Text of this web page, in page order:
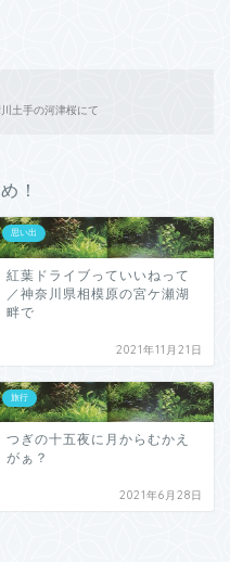
土手の河津桜にて
！
思い出
紅葉ドライブっていいねって
／神奈川県相模原の宮ケ瀬湖
畔で
2021年11月21日
旅行
つぎの十五夜に月からむかえ
がぁ？
2021年6月28日